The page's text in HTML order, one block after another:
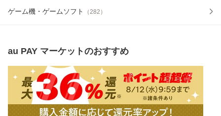
ゲーム機・ゲームソフト （282 ）
au PAY マーケットのおすすめ